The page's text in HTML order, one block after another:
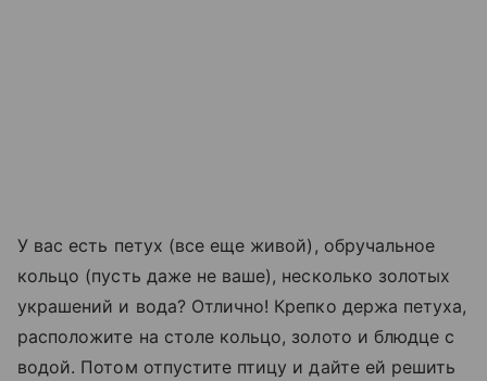
У вас есть петух (все еще живой), обручальное
кольцо (пусть даже не ваше), несколько золотых
украшений и вода? Отлично! Крепко держа петуха,
расположите на столе кольцо, золото и блюдце с
водой. Потом отпустите птицу и дайте ей решить